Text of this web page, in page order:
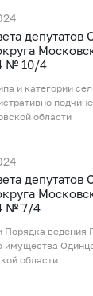
депутатов
№ 10/4
и категории
области
депутатов
№ 7/4
ведения
имущества
области